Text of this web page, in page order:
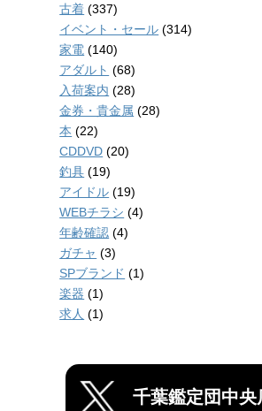
古着 (337)
イベント・セール (314)
家電 (140)
アダルト (68)
入荷案内 (28)
金券・貴金属 (28)
本 (22)
CDDVD (20)
釣具 (19)
アイドル (19)
WEBチラシ (4)
年齢確認 (4)
ガチャ (3)
SPブランド (1)
楽器 (1)
求人 (1)
千葉鑑定団中央